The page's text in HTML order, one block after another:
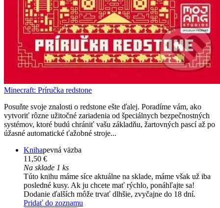
Minecraft: Príručka redstone
Posuňte svoje znalosti o redstone ešte ďalej. Poradíme vám, ako
vytvoriť rôzne užitočné zariadenia od špeciálnych bezpečnostných
systémov, ktoré budú chrániť vašu základňu, žartovných pascí až po
úžasné automatické ťažobné stroje...
Knihapevná väzba
11,50 €
Na sklade 1 ks
Túto knihu máme síce aktuálne na sklade, máme však už iba
posledné kusy. Ak ju chcete mať rýchlo, ponáhľajte sa!
Dodanie ďalších môže trvať dlhšie, zvyčajne do 18 dní.
Pridať do zoznamu